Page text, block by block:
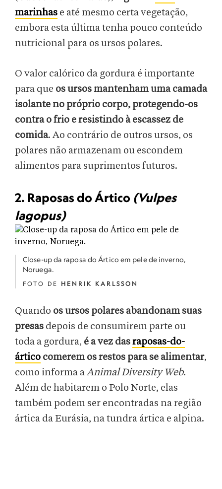
marinhas e até mesmo certa vegetação,
embora esta última tenha pouco conteúdo
nutricional para os ursos polares.
O valor calórico da gordura é importante
para que os ursos mantenham uma camada
isolante no próprio corpo, protegendo-os
contra o frio e resistindo à escassez de
comida. Ao contrário de outros ursos, os
polares não armazenam ou escondem
alimentos para suprimentos futuros.
2. Raposas do Ártico (Vulpes
lagopus)
Close-up da raposa do Ártico em pele de inverno,
Noruega.
FOTO DE HENRIK KARLSSON
Quando os ursos polares abandonam suas
presas depois de consumirem parte ou
toda a gordura, é a vez dasraposas-do-
ártico comerem os restos para se alimentar,
como informa aAnimal Diversity Web.
Além de habitarem o Polo Norte, elas
também podem ser encontradas na região
ártica da Eurásia, na tundra ártica e alpina.